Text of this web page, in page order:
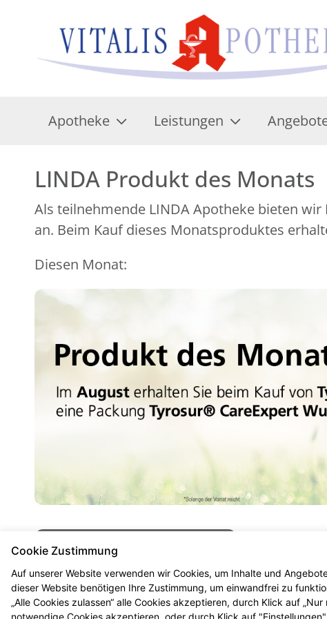
Apotheke Leistungen
LINDA Produkt des Monats
Als teilnehmende LINDA Apotheke bieten
an. Beim Kauf dieses Monatsproduktes
Diesen Monat:
Mehr Produktinformationen
Cookie Zustimmung
Auf unserer Website verwenden wir Cookies, um Inhalte und
dieser Website benötigen Ihre Zustimmung, um einwandfrei zu
„Alle Cookies zulassen“ alle Cookies akzeptieren, durch Klick auf
notwendige Cookies akzeptieren, oder durch Klick auf